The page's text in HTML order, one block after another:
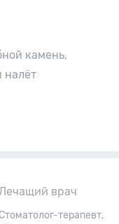
камень,
налёт
врач
Стоматолог-терапевт,